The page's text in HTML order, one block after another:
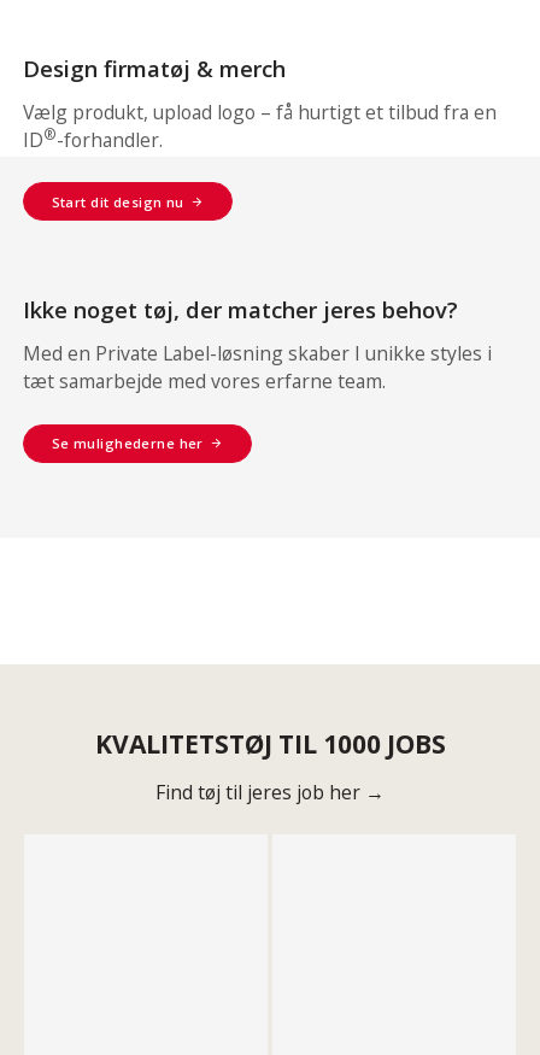
Design firmatøj & merch
Vælg produkt, upload logo – få hurtigt et tilbud fra en
ID®-forhandler.
Start dit design nu
Ikke noget tøj, der matcher jeres behov?
Med en Private Label-løsning skaber I unikke styles i
tæt samarbejde med vores erfarne team.
Se mulighederne her
KVALITETSTØJ TIL 1000 JOBS
Find tøj til jeres job her →